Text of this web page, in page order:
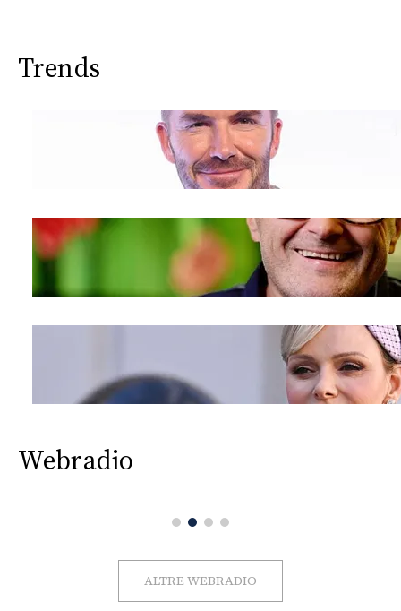
Trends
Webradio
ALTRE WEBRADIO